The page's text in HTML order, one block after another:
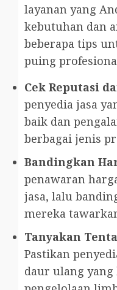
layanan yang
kebutuhan dan
beberapa tips
puing
Cek Reputasi
penyedia jasa
baik dan
berbagai jenis
Bandingkan
penawaran
jasa, lalu
mereka
Tanyakan
Pastikan
daur ulang